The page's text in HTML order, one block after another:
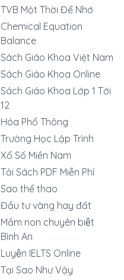
TVB Một Thời Để Nhớ
Chemical Equation
Balance
Sách Giáo Khoa Việt Nam
Sách Giáo Khoa Online
Sách Giáo Khoa Lớp 1 Tới
12
Hóa Phổ Thông
Trường Học Lập Trình
Xổ Số Miền Nam
Tải Sách PDF Miễn Phí
Sao thể thao
Đầu tư vàng hay đất
Mầm non chuyên biệt
Bình An
Luyện IELTS Online
Tại Sao Như Vậy